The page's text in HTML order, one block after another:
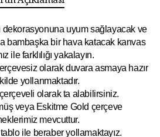
dekorasyonuna uyum sağlayacak ve
bambaşka bir hava katacak kanvas
ile farklılığı yakalayın.
olarak duvara asmaya hazır
yollanmaktadır.
çerçeveli olarak ta alabilirsiniz.
veya Eskitme Gold çerçeve
mevcuttur.
ile beraber yollamaktayız.